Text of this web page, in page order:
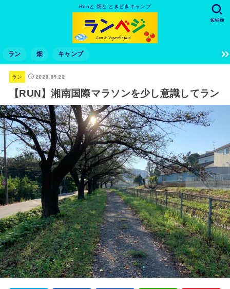
Runと 畑と ときどきキャンプ
ラン 畑 キャンプ
SEARCH
ラン 2020.09.22
【RUN】湘南国際マラソンを少し意識してラン